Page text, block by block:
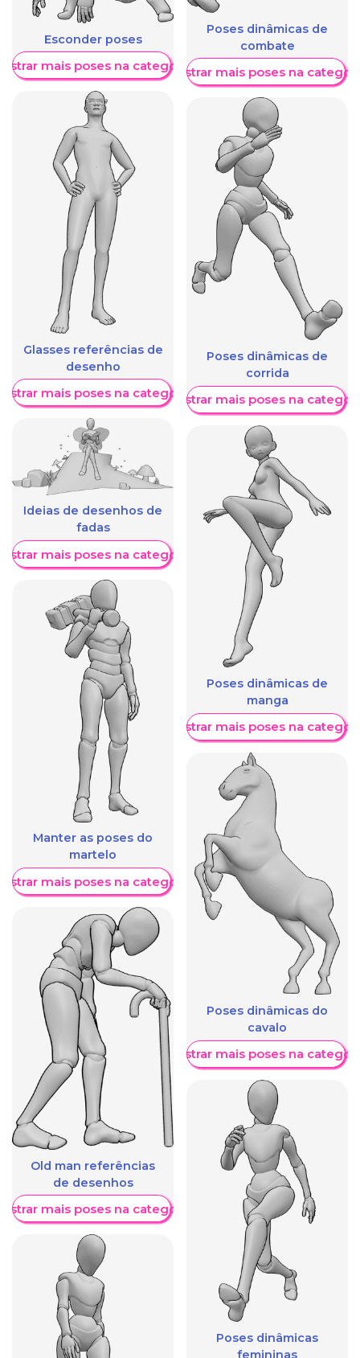
Esconder poses
mais poses na categoria
Glasses referências de
desenho
mais poses na categoria
Ideias de desenhos de
fadas
mais poses na categoria
Manter as poses do
martelo
mais poses na categoria
Old man referências
de desenhos
mais poses na categoria
Poses dinâmicas de
combate
Mostrar mais poses na
Poses dinâmicas de
corrida
Mostrar mais poses na
Poses dinâmicas de
manga
Mostrar mais poses na
Poses dinâmicas do
cavalo
Mostrar mais poses na
Poses dinâmicas
femininas